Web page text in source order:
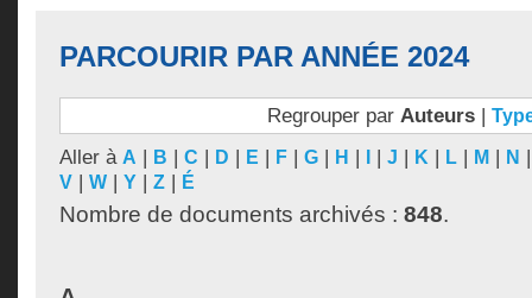
PARCOURIR PAR ANNÉE 2024
Regrouper par Auteurs|
Aller à A | B | C | D | E | F | G | H | | J | K | L | M | N
V | W | Y | Z | É
Nombre de documents archivés : 848.